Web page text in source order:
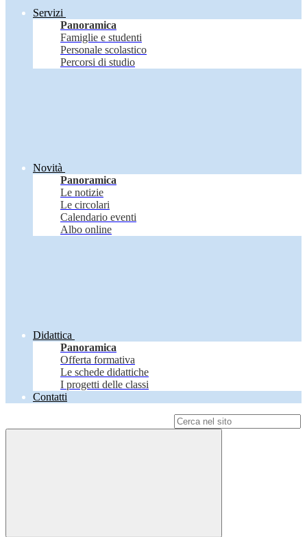
Servizi
Panoramica
Famiglie e studenti
Personale scolastico
Percorsi di studio
Novità
Panoramica
Le notizie
Le circolari
Calendario eventi
Albo online
Didattica
Panoramica
Offerta formativa
Le schede didattiche
I progetti delle classi
Contatti